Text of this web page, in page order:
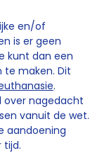
en/of
is er geen
kunt dan een
te maken. Dit
.
over nagedacht
vanuit de wet.
aandoening
tijd.